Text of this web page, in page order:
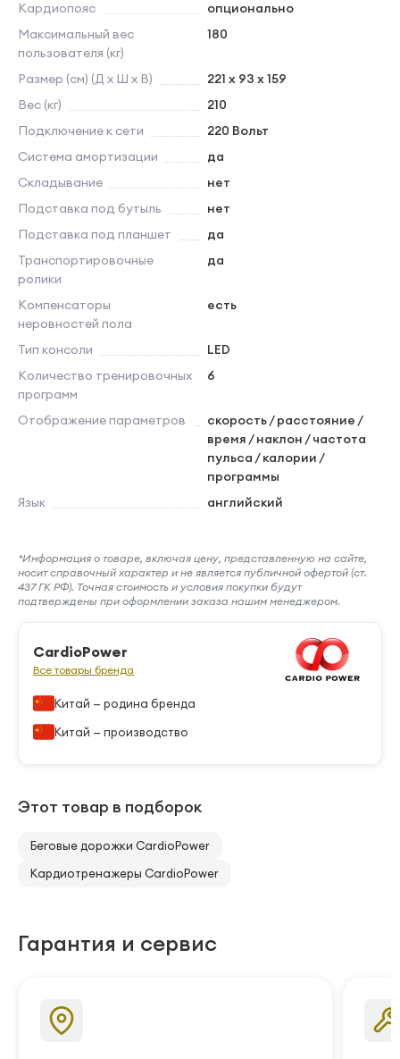
Кардиопояс
опционально
Максимальный вес
пользователя (кг)
180
Размер (см) (Д х Ш х В)
221 х 93 х 159
Вес (кг)
210
Подключение к сети
220 Вольт
Система амортизации
да
Складывание
нет
Подставка под бутыль
нет
Подставка под планшет
да
Транспортировочные
ролики
да
Компенсаторы
неровностей пола
есть
Тип консоли
LED
Количество тренировочных
программ
6
Отображение параметров
скорость / расстояние /
время / наклон / частота
пульса / калории /
программы
Язык
английский
*Информация о товаре, включая цену, представленную на сайте,
носит справочный характер и не является публичной офертой (ст.
437 ГК РФ). Точная стоимость и условия покупки будут
подтверждены при оформлении заказа нашим менеджером.
CardioPower
Все товары бренда
Китай — родина бренда
Китай — производство
Этот товар в подборок
Беговые дорожки CardioPower
Кардиотренажеры CardioPower
Гарантия и сервис